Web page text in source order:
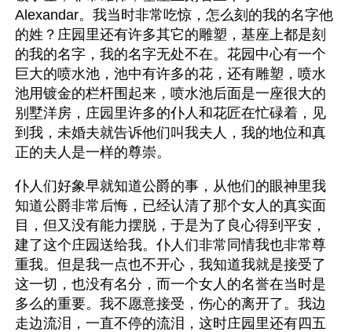
Alexandar。我当时非常吃惊，怎么刻的我的名字他
的姓？庄园里还有许多其它的雕塑，基座上都是刻
的我的名字，我的名字无处不在。花园中心有一个
巨大的喷水池，池中有许多的花，还有雕塑，喷水
池用镀金的栏杆围起来，喷水池后面是一座很大的
别墅洋房，庄园里许多的仆人和花匠在忙碌着，见
到我，未婚夫就告诉他们叫我夫人，我的地位和真
正的夫人是一样的尊崇。
仆人们好象早就知道公爵的事，从他们的眼神里我
知道公爵非常后悔，已经认清了那个女人的真实面
目，但又没有能力摆脱，于是为了良心得到平安，
建了这个庄园送给我。仆人们非常同情我也非常尊
重我。但是我一点也不开心，我知道我就是接受了
这一切，也没有名分，而一个女人的名誉在当时是
多么的重要。我不愿意接受，伤心的离开了。我边
走边流泪，一直不停的流泪，这时庄园里还有四五